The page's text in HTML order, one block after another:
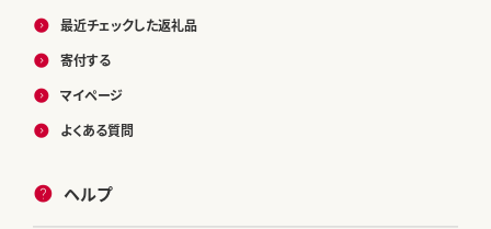
最近チェックした返礼品
寄付する
マイページ
よくある質問
ヘルプ